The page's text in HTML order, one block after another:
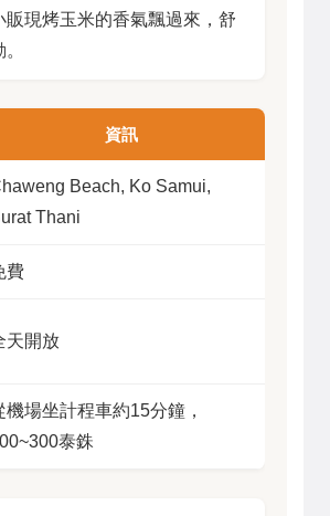
販現烤玉米的香氣飄過來，舒
資訊
Beach, Ko Samui,
Thani
費
天開放
機場坐計程車約15分鐘，
泰銖